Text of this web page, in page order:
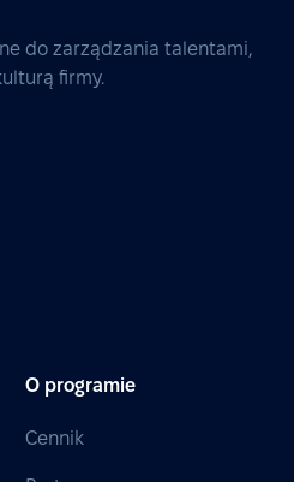
do zarządzania talentami,
firmy.
O programie
Cennik